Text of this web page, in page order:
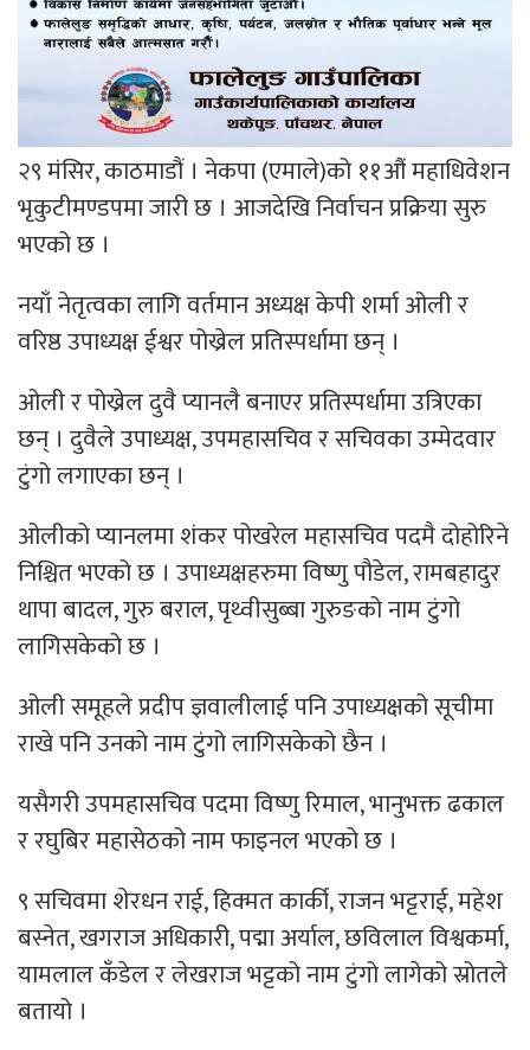
२९ मंसिर, काठमाडौं । नेकपा (एमाले)को ११औं महाधिवेशन
भृकुटीमण्डपमा जारी छ । आजदेखि निर्वाचन प्रक्रिया सुरु
भएको छ ।
नयाँ नेतृत्वका लागि वर्तमान अध्यक्ष केपी शर्मा ओली र
वरिष्ठ उपाध्यक्ष ईश्वर पोख्रेल प्रतिस्पर्धामा छन् ।
ओली र पोख्रेल दुवै प्यानलै बनाएर प्रतिस्पर्धामा उत्रिएका
छन् । दुवैले उपाध्यक्ष, उपमहासचिव र सचिवका उम्मेदवार
टुंगो लगाएका छन् ।
ओलीको प्यानलमा शंकर पोखरेल महासचिव पदमै दोहोरिने
निश्चित भएको छ । उपाध्यक्षहरुमा विष्णु पौडेल, रामबहादुर
थापा बादल, गुरु बराल, पृथ्वीसुब्बा गुरुङको नाम टुंगो
लागिसकेको छ ।
ओली समूहले प्रदीप ज्ञवालीलाई पनि उपाध्यक्षको सूचीमा
राखे पनि उनको नाम टुंगो लागिसकेको छैन ।
यसैगरी उपमहासचिव पदमा विष्णु रिमाल, भानुभक्त ढकाल
र रघुबिर महासेठको नाम फाइनल भएको छ ।
९ सचिवमा शेरधन राई, हिक्मत कार्की, राजन भट्टराई, महेश
बस्नेत, खगराज अधिकारी, पद्मा अर्याल, छविलाल विश्वकर्मा,
यामलाल कँडेल र लेखराज भट्टको नाम टुंगो लागेको स्रोतले
बतायो ।